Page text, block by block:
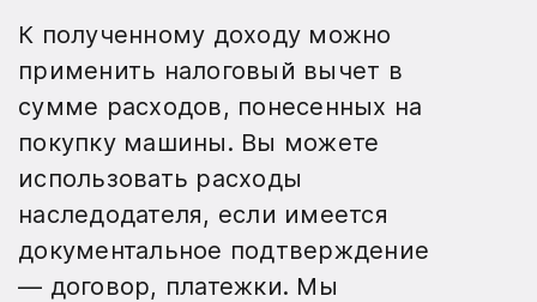
К полученному доходу можно
применить налоговый вычет в
сумме расходов, понесенных на
покупку машины. Вы можете
использовать расходы
наследодателя, если имеется
документальное подтверждение
— договор, платежки. Мы